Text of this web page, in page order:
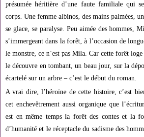
présumée héritière d’une faute familiale qui
corps. Une femme albinos, des mains palmées,
se glace, se paralyse. Peu aimée des hommes,
s’immergeant dans la forêt, à l’occasion de
le monstre, ce n’est pas Mila. Car cette forêt
le découvre en tombant, un beau jour, sur la
écartelé sur un arbre – c’est le début du roman.
A vrai dire, l’héroïne de cette histoire, c’est
cet enchevêtrement aussi organique que
est en même temps la forêt des contes et la
d’humanité et le réceptacle du sadisme des